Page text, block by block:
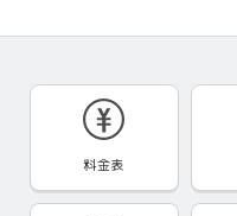
料金表